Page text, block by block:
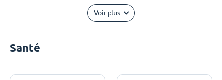
Voir plus
Santé